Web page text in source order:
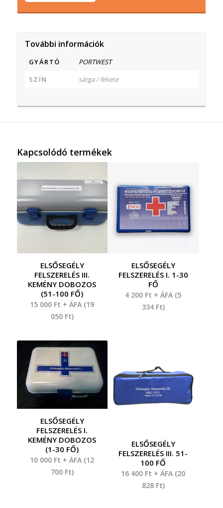
További információk
GYÁRTÓ
PORTWEST
SZÍN
sárga / fekete
Kapcsolódó termékek
ELSŐSEGÉLY
FELSZERELÉS III.
KEMÉNY DOBOZOS
(51-100 FŐ)
15 000 Ft + ÁFA (19
050 Ft)
ELSŐSEGÉLY
FELSZERELÉS I. 1-30
FŐ
4 200 Ft + ÁFA (5
334 Ft)
ELSŐSEGÉLY
FELSZERELÉS I.
KEMÉNY DOBOZOS
(1-30 FŐ)
10 000 Ft + ÁFA (12
700 Ft)
ELSŐSEGÉLY
FELSZERELÉS III. 51-
100 FŐ
16 400 Ft + ÁFA (20
828 Ft)